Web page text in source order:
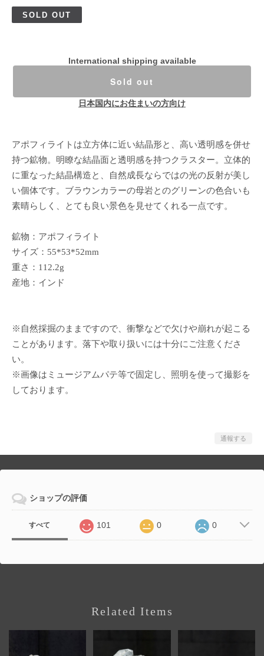
SOLD OUT
International shipping available
Sold out
日本国内にお住まいの方向け
アポフィライトは立方体に近い結晶形と、高い透明感を併せ
持つ鉱物。明瞭な結晶面と透明感を持つクラスター。立体的
に重なった結晶構造と、自然成長ならではの光の反射が美し
い個体です。ブラウンカラーの母岩とのグリーンの色合いも
素晴らしく、とても良い景色を見せてくれる一点です。
鉱物：アポフィライト
サイズ：55*53*52mm
重さ：112.2g
産地：インド
※自然採掘のままですので、衝撃などで欠けや崩れが起こる
ことがあります。落下や取り扱いには十分にご注意くださ
い。
※画像はミュージアムパテ等で固定し、照明を使って撮影を
しております。
通報する
ショップの評価
すべて 101 0 0
Related Items